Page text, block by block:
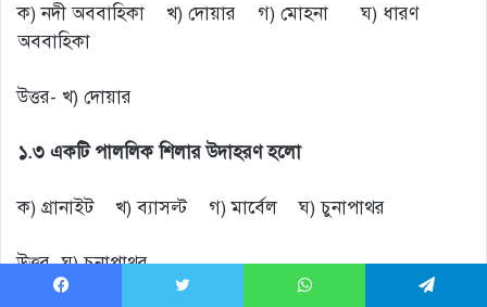
ক) নদী অববাহিকা খ) দোয়ার গ) মোহনা ঘ) ধারণ
অববাহিকা
উত্তর- খ) দোয়ার
১.৩ একটি পাললিক শিলার উদাহরণ হলো
ক) গ্রানাইট খ) ব্যাসল্ট গ) মার্বেল ঘ) চুনাপাথর
উত্তর- ঘ) চুনাপাথর